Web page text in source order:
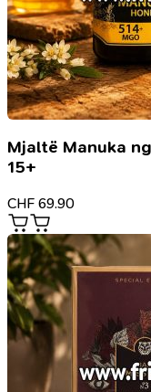
Mjaltë Manuka
15+
CHF 69.90